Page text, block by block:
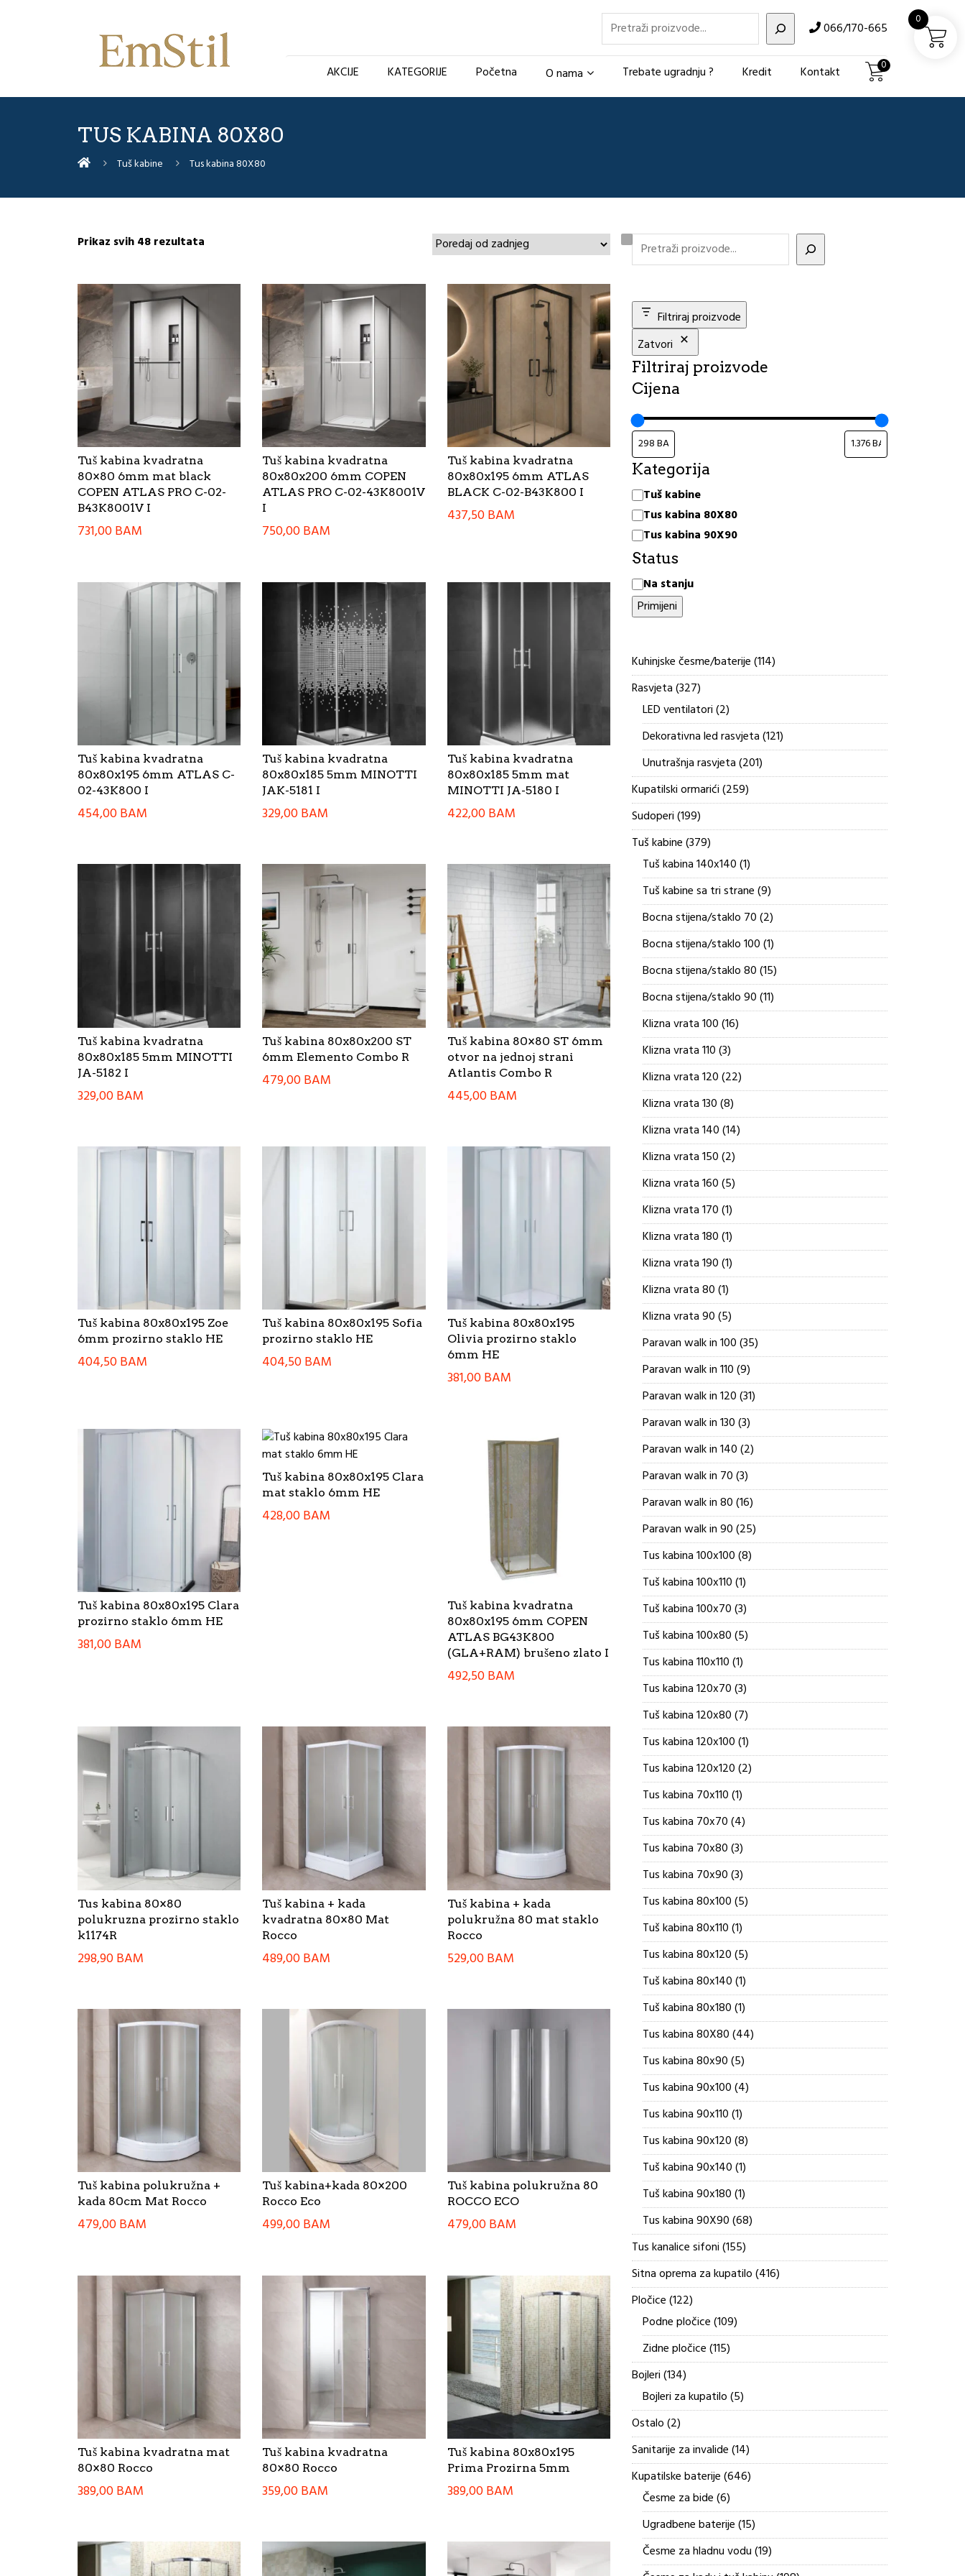
Pretraži 066/170-665
AKCIJE KATEGORIJE Početna O nama Trebate ugradnju ? Kredit Kontakt 0
TUS KABINA 80X80
Tuš kabine Tus kabina 80X80
Prikaz svih 48 rezultata
Tuš kabina kvadratna
80×80 6mm mat black
COPEN ATLAS PRO C-02-
B43K8001V I
731,00BAM
Tuš kabina kvadratna
80x80x200 6mm COPEN
ATLAS PRO C-02-43K8001V
I
750,00BAM
Tuš kabina kvadratna
80x80x195 6mm ATLAS
BLACK C-02-B43K800 I
437,50BAM
Tuš kabina kvadratna
80x80x195 6mm ATLAS C-
02-43K800 I
454,00BAM
Tuš kabina kvadratna
80x80x185 5mm MINOTTI
JAK-5181 I
329,00BAM
Tuš kabina kvadratna
80x80x185 5mm mat
MINOTTI JA-5180 I
422,00BAM
Tuš kabina kvadratna
80x80x185 5mm MINOTTI
JA-5182 I
329,00BAM
Tuš kabina 80x80x200 ST
6mm Elemento Combo R
479,00BAM
Tuš kabina 80×80 ST 6mm
otvor na jednoj strani
Atlantis Combo R
445,00BAM
Tuš kabina 80x80x195 Zoe
6mm prozirno staklo HE
404,50BAM
Tuš kabina 80x80x195 Sofia
prozirno staklo HE
404,50BAM
Tuš kabina 80x80x195
Olivia prozirno staklo
6mm HE
381,00BAM
Tuš kabina 80x80x195 Clara
prozirno staklo 6mm HE
381,00BAM
Tuš kabina 80x80x195 Clara
mat staklo 6mm HE
428,00BAM
Tuš kabina kvadratna
80x80x195 6mm COPEN
ATLAS BG43K800
(GLA+RAM) brušeno zlato I
492,50BAM
Tus kabina 80×80
polukruzna prozirno staklo
k1174R
298,90BAM
Tuš kabina + kada
kvadratna 80×80 Mat
Rocco
489,00BAM
Tuš kabina + kada
polukružna 80 mat staklo
Rocco
529,00BAM
Tuš kabina polukružna +
kada 80cm Mat Rocco
479,00BAM
Tuš kabina+kada 80×200
Rocco Eco
499,00BAM
Tuš kabina polukružna 80
ROCCO ECO
479,00BAM
Tuš kabina kvadratna mat
80×80 Rocco
389,00BAM
Tuš kabina kvadratna
80×80 Rocco
359,00BAM
Tuš kabina 80x80x195
Prima Prozirna 5mm
389,00BAM
Filtriraj proizvode
Zatvori
Filtriraj proizvode
Cijena
Kategorija
Kategorija
Tuš kabine
Tus kabina 80X80
Tus kabina 90X90
Status
Status
Na stanju
Primijeni
Kuhinjske česme/baterije 114114
proizvoda
Rasvjeta 327327
proizvoda
LED ventilatori 22
proizvoda
Dekorativna led rasvjeta 121121
proizvod
Unutrašnja rasvjeta 201201
proizvod
Kupatilski ormarići 259259
proizvoda
Sudoperi 199199
proizvoda
Tuš kabine 379379
proizvoda
Tuš kabina 140x140 11
proizvod
Tuš kabine sa tri strane 99
proizvoda
Bocna stijena/staklo 70 22
proizvoda
Bocna stijena/staklo 100 11
proizvod
Bocna stijena/staklo 80 1515
proizvoda
Bocna stijena/staklo 90 1111
proizvoda
Klizna vrata 100 1616
proizvoda
Klizna vrata 110 33
proizvoda
Klizna vrata 120 2222
proizvoda
Klizna vrata 130 88
proizvoda
Klizna vrata 140 1414
proizvoda
Klizna vrata 150 22
proizvoda
Klizna vrata 160 55
proizvoda
Klizna vrata 170 11
proizvod
Klizna vrata 180 11
proizvod
Klizna vrata 190 11
proizvod
Klizna vrata 80 11
proizvod
Klizna vrata 90 55
proizvoda
Paravan walk in 100 3535
proizvoda
Paravan walk in 110 99
proizvoda
Paravan walk in 120 3131
proizvod
Paravan walk in 130 33
proizvoda
Paravan walk in 140 22
proizvoda
Paravan walk in 70 33
proizvoda
Paravan walk in 80 1616
proizvoda
Paravan walk in 90 2525
proizvoda
Tus kabina 100x100 88
proizvoda
Tuš kabina 100x110 11
proizvod
Tuš kabina 100x70 33
proizvoda
Tuš kabina 100x80 55
proizvoda
Tus kabina 110x110 11
proizvod
Tus kabina 120x70 33
proizvoda
Tuš kabina 120x80 77
proizvoda
Tus kabina 120x100 11
proizvod
Tus kabina 120x120 22
proizvoda
Tus kabina 70x110 11
proizvod
Tus kabina 70x70 44
proizvoda
Tus kabina 70x80 33
proizvoda
Tus kabina 70x90 33
proizvoda
Tus kabina 80x100 55
proizvoda
Tuš kabina 80x110 11
proizvod
Tus kabina 80x120 55
proizvoda
Tuš kabina 80x140 11
proizvod
Tuš kabina 80x180 11
proizvod
Tus kabina 80X80 4444
proizvoda
Tus kabina 80x90 55
proizvoda
Tus kabina 90x100 44
proizvoda
Tus kabina 90x110 11
proizvod
Tus kabina 90x120 88
proizvoda
Tuš kabina 90x140 11
proizvod
Tuš kabina 90x180 11
proizvod
Tus kabina 90X90 6868
proizvoda
Tus kanalice sifoni 155155
proizvoda
Sitna oprema za kupatilo 416416
proizvoda
Pločice 122122
proizvoda
Podne pločice 109109
proizvoda
Zidne pločice 115115
proizvoda
Bojleri 134134
proizvoda
Bojleri za kupatilo 55
proizvoda
Ostalo 22
proizvoda
Sanitarije za invalide 1414
proizvoda
Kupatilske baterije 646646
Česme za bide 66
proizvoda
Ugradbene baterije 1515
proizvoda
Česme za hladnu vodu 1919
proizvoda
0